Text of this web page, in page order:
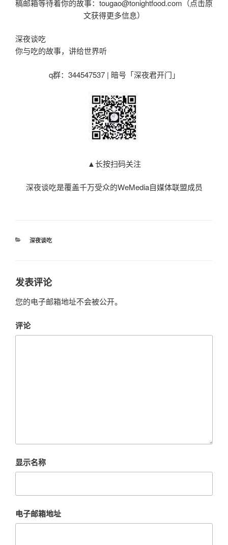
稿邮箱等待着你的故事：tougao@tonightfood.com（点击原
文获得更多信息）
深夜谈吃
你与吃的故事，讲给世界听
q群：344547537 | 暗号「深夜君开门」
▲长按扫码关注
深夜谈吃是覆盖千万受众的WeMedia自媒体联盟成员
分
深夜谈吃
发表评论
您的电子邮箱地址不会被公开。
评论
显示名称
电子邮箱地址